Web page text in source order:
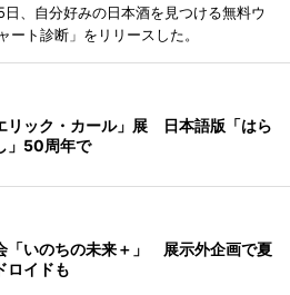
、自分好みの日本酒を見つける無料ウ
ート診断」をリリースした。
リック・カール」展 日本語版「はら
」50周年で
「いのちの未来＋」 展示外企画で夏
ロイドも